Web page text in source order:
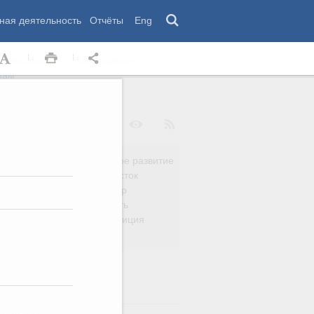
деятельность Отчёты Eng
Обращения
Региональное развитие
Дальний Восток
Россия и мир
Безопасность
Право и юстиция